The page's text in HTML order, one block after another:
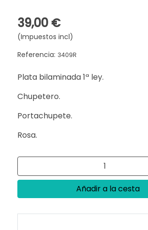
39,00 €
(Impuestos incl)
Referencia: 3409R
Plata bilaminada 1ª ley.
Chupetero.
Portachupete.
Rosa.
Añadir a la cesta